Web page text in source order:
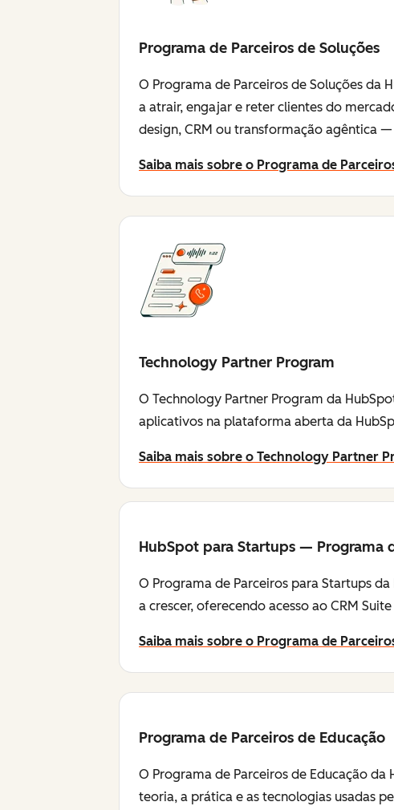
Programa de Parceiros de Soluções
O Programa de Parceiros de Soluções da
a atrair, engajar e reter clientes do
design, CRM ou transformação agêntica
Saiba mais sobre o Programa de
Technology Partner Program
O Technology Partner Program da
aplicativos na plataforma aberta da
Saiba mais sobre o Technology Partner
HubSpot para Startups — Programa
O Programa de Parceiros para Startups
a crescer, oferecendo acesso ao CRM
Saiba mais sobre o Programa de
Programa de Parceiros de Educação
O Programa de Parceiros de Educação
teoria, a prática e as tecnologias usadas